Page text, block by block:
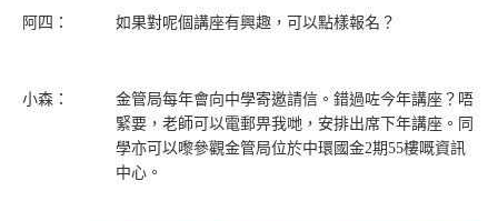
阿四： 如果對呢個講座有興趣，可以點樣報名？
小森：
金管局每年會向中學寄邀請信。錯過咗今年講座？唔
緊要，老師可以電郵畀我哋，安排出席下年講座。同
學亦可以嚟參觀金管局位於中環國金2期55樓嘅資訊
中心。